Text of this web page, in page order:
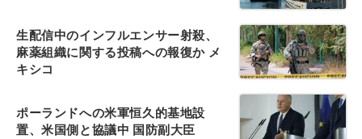
生配信中のインフルエンサー射殺、
麻薬組織に関する投稿への報復か メ
キシコ
ポーランドへの米軍恒久的基地設
置、米国側と協議中 国防副大臣